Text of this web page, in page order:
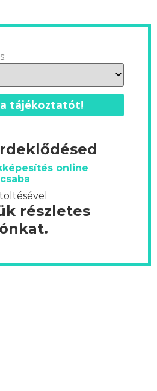
a tájékoztatót!
online
részletes